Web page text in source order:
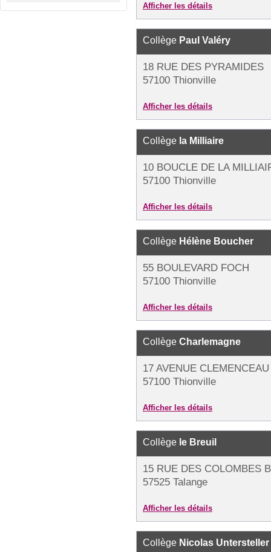
Afficher les détails
Collège Paul Valéry
18 RUE DES PYRAMIDES
57100 Thionville
Afficher les détails
Collège la Milliaire
10 BOUCLE DE LA
57100 Thionville
Afficher les détails
Collège Hélène Boucher
55 BOULEVARD FOCH
57100 Thionville
Afficher les détails
Collège Charlemagne
17 AVENUE CLEMENCEAU
57100 Thionville
Afficher les détails
Collège le Breuil
15 RUE DES COLOMBES
57525 Talange
Afficher les détails
Collège Nicolas Untersteller